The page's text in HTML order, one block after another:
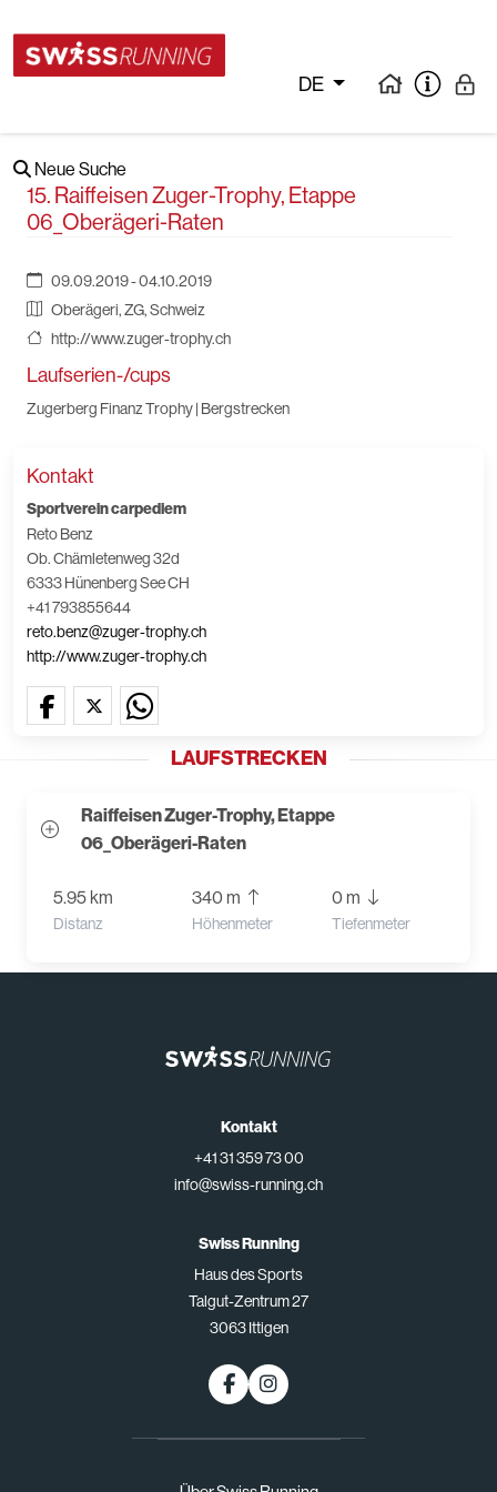
DE
Neue Suche
15. Raiffeisen Zuger-Trophy, Etappe
06_Oberägeri-Raten
09.09.2019 - 04.10.2019
Oberägeri, ZG, Schweiz
http://www.zuger-trophy.ch
Laufserien-/cups
Zugerberg Finanz Trophy | Bergstrecken
Kontakt
Sportverein carpediem
Reto Benz
Ob. Chämletenweg 32d
6333 Hünenberg See CH
+41 793855644
reto.benz@zuger-trophy.ch
http://www.zuger-trophy.ch
LAUFSTRECKEN
Raiffeisen Zuger-Trophy, Etappe
06_Oberägeri-Raten
5.95 km
Distanz
340 m
Höhenmeter
0 m
Tiefenmeter
Kontakt
+41 31 359 73 00
info@swiss-running.ch
Swiss Running
Haus des Sports
Talgut-Zentrum 27
3063 Ittigen